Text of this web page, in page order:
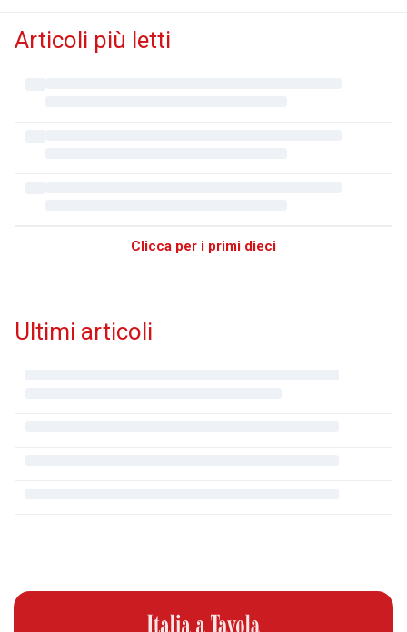
Articoli più letti
Clicca per i primi dieci
Ultimi articoli